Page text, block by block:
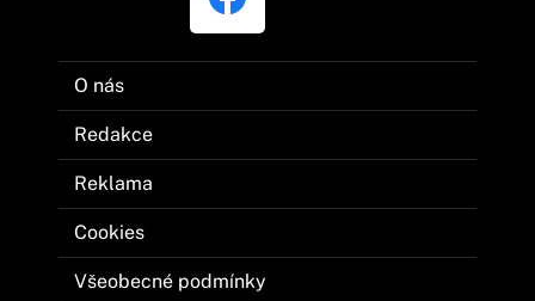
O nás
Redakce
Reklama
Cookies
Všeobecné podmínky